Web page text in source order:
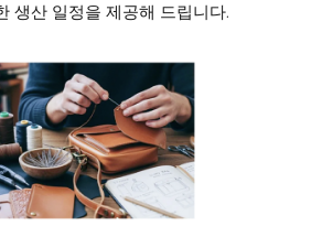
생산 일정을 제공해 드립니다.